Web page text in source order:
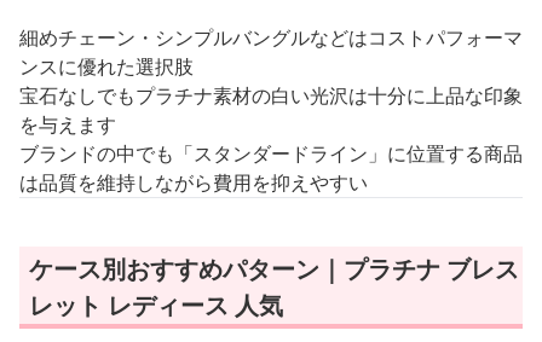
細めチェーン・シンプルバングルなどはコストパフォーマ
ンスに優れた選択肢
宝石なしでもプラチナ素材の白い光沢は十分に上品な印象
を与えます
ブランドの中でも「スタンダードライン」に位置する商品
は品質を維持しながら費用を抑えやすい
ケース別おすすめパターン｜プラチナ ブレス
レット レディース 人気